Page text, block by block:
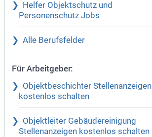
Helfer Objektschutz und
Personenschutz Jobs
Alle Berufsfelder
Für Arbeitgeber:
Objektbeschichter Stellenanzeigen
kostenlos schalten
Objektleiter Gebäudereinigung
Stellenanzeigen kostenlos schalten